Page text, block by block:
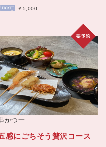
￥5,000
かつ一
感にごちそう贅沢コース